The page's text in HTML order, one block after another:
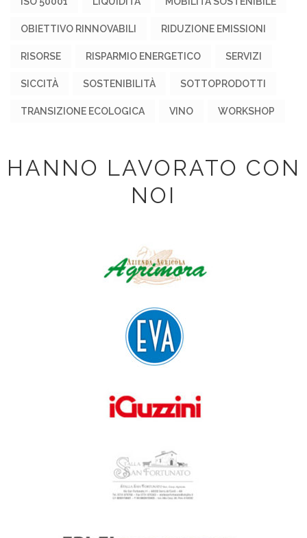
OBIETTIVO RINNOVABILI RIDUZIONE EMISSIONI
RISORSE RISPARMIO ENERGETICO SERVIZI
SICCITÀ SOSTENIBILITÀ SOTTOPRODOTTI
TRANSIZIONE ECOLOGICA VINO WORKSHOP
HANNO LAVORATO CON
NOI